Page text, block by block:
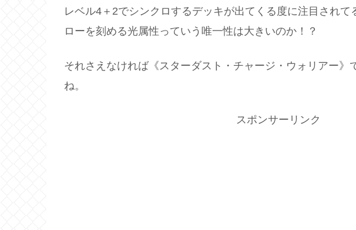
レベル4＋2でシンクロするデッキが出てくる度に注目されて
ローを刻める光属性っていう唯一性は大きいのか！？
それさえなければ《スターダスト・チャージ・ウォリアー》
ね。
スポンサーリンク